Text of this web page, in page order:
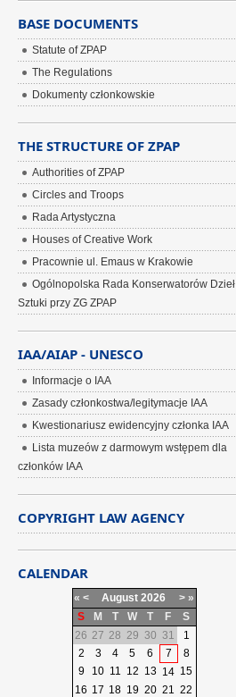
BASE DOCUMENTS
Statute of ZPAP
The Regulations
Dokumenty członkowskie
THE STRUCTURE OF ZPAP
Authorities of ZPAP
Circles and Troops
Rada Artystyczna
Houses of Creative Work
Pracownie ul. Emaus w Krakowie
Ogólnopolska Rada Konserwatorów Dzieł
Sztuki przy ZG ZPAP
IAA/AIAP - UNESCO
Informacje o IAA
Zasady członkostwa/legitymacje IAA
Kwestionariusz ewidencyjny członka IAA
Lista muzeów z darmowym wstępem dla
członków IAA
COPYRIGHT LAW AGENCY
CALENDAR
« < August 2026 > »
S
M T W T F
S
26 27 28 29 30 31
1
2
3 4 5 6 7
8
9
10 11 12 13 14 15
16 17 18 19 20 21 22